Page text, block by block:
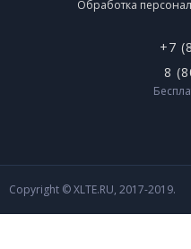
Обработка
+7
8
Copyright © XLTE.RU, 2017-2019.